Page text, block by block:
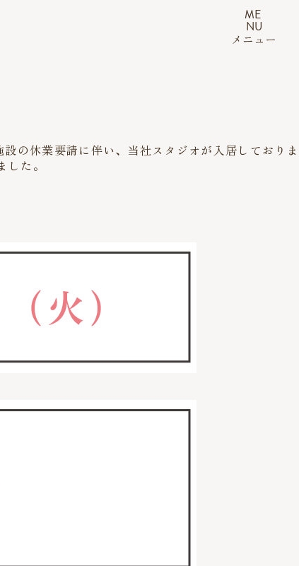
ME
NU
メニュー
の休業要請に伴い、当社スタジオが入居しておりま
た。